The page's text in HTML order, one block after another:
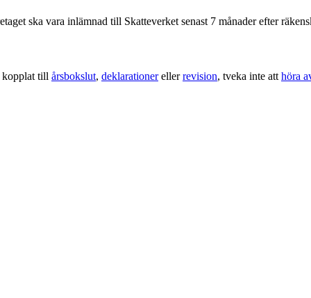
ska vara inlämnad till Skatteverket senast 7 månader efter
kopplat till årsbokslut, deklarationerellerrevision, tveka inte att höra